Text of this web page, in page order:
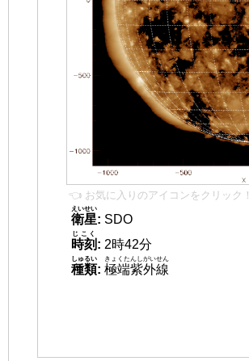
👈 お気に入りのアイコンをクリック！
衛星
えいせい
: SDO
時刻
じこく
: 2時42分
種類
しゅるい
: 極端紫外線
きょくたんしがいせん